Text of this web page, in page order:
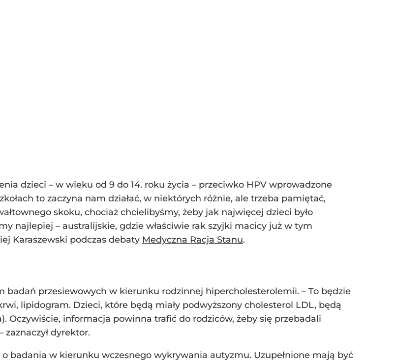
dzieci – w wieku od 9 do 14. roku życia – przeciwko HPV wprowadzone
to zaczyna nam działać, w niektórych różnie, ale trzeba pamiętać,
skoku, chociaż chcielibyśmy, żeby jak najwięcej dzieci było
najlepiej – australijskie, gdzie właściwie rak szyjki macicy już w tym
Karaszewski podczas debaty Medyczna Racja Stanu.
badań przesiewowych w kierunku rodzinnej hipercholesterolemii. – To będzie
lipidogram. Dzieci, które będą miały podwyższony cholesterol LDL, będą
Oczywiście, informacja powinna trafić do rodziców, żeby się przebadali
dyrektor.
badania w kierunku wczesnego wykrywania autyzmu. Uzupełnione mają być